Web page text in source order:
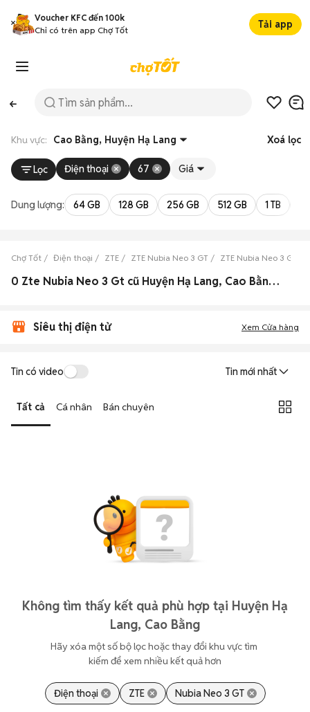
Voucher KFC đến 100k
Chỉ có trên app Chợ Tốt
Tải app
Khu vực: Cao Bằng, Huyện Hạ Lang Xoá lọc
Lọc Điện thoại 67 Giá
Dung lượng: 64 GB 128 GB 256 GB 512 GB 1 TB
Chợ Tốt Điện thoại ZTE ZTE Nubia Neo 3 GT ZTE Nubia Neo 3 GT
0 Zte Nubia Neo 3 Gt cũ Huyện Hạ Lang, Cao Bằng đẹp
Siêu thị điện tử Xem Cửa hàng
Tin có video Tin mới nhất
Tất cả Cá nhân Bán chuyên
Không tìm thấy kết quả phù hợp tại Huyện Hạ
Lang, Cao Bằng
Hãy xóa một số bộ lọc hoặc thay đổi khu vực tìm
kiếm để xem nhiều kết quả hơn
Điện thoại ZTE Nubia Neo 3 GT